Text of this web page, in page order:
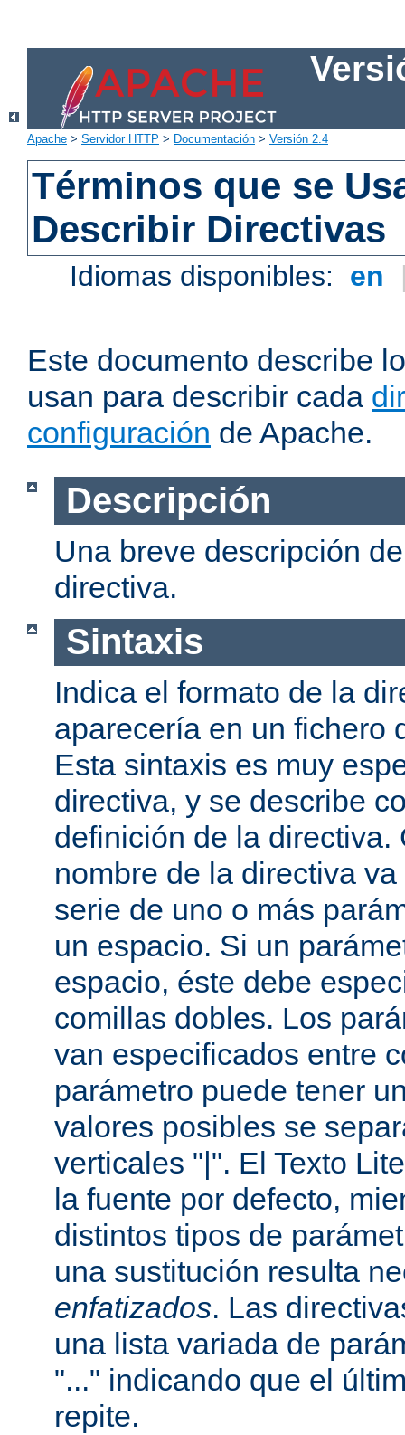
Apache > Servidor HTTP > Documentación > Versión 2.4
Términos que se
Describir Directivas
Idiomas disponibles: en
Este documento describe
usan para describir cada
configuración de Apache.
Descripción
Una breve descripción
directiva.
Sintaxis
Indica el formato de la
aparecería en un fichero
Esta sintaxis es muy
directiva, y se describe
definición de la directiva.
nombre de la directiva
serie de uno o más
un espacio. Si un
espacio, éste debe
comillas dobles. Los
van especificados entre
parámetro puede tener
valores posibles se
verticales "|". El Texto
la fuente por defecto,
distintos tipos de
una sustitución resulta
enfatizados. Las
una lista variada de
"..." indicando que el
repite.